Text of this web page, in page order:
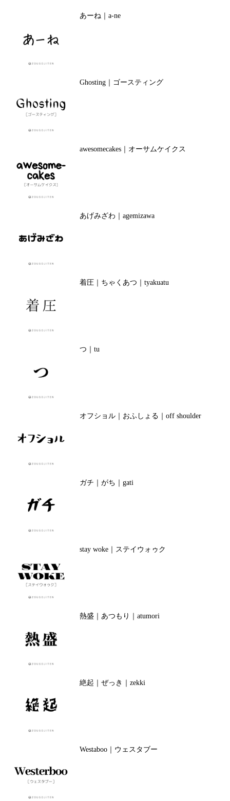
あーね｜a-ne
Ghosting｜ゴースティング
awesomecakes｜オーサムケイクス
あげみざわ｜agemizawa
着圧｜ちゃくあつ｜tyakuatu
つ｜tu
オフショル｜おふしょる｜off shoulder
ガチ｜がち｜gati
stay woke｜ステイウォゥク
熱盛｜あつもり｜atumori
絶起｜ぜっき｜zekki
Westaboo｜ウェスタブー